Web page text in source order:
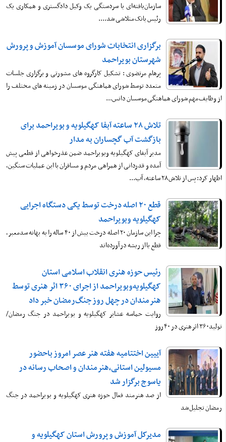
سازمان‌یافته‌ای با سردستگی یک وکیل دادگستری و همکاری یک
رئیس بانک متلاشی شد....
برگزاری انتخابات شورای موسسان آموزش و پرورش
شهرستان بویراحمد
پرهام مرتضوی : تشکیل کارگروه های مشورتی و برگزاری جلسات
متعدد توسط شورای هماهنگی موسسان در زمینه های مختلف را
از وظایف مهم شورای هماهنگی موسسان دانس...
تلاش ۲۸ ساعته آبفا کهگیلویه و بویراحمد برای
بازگشت آب گچساران به مدار
مدیر آبفای کهگیلویه وبویراحمد ضمن عذرخواهی از قطعی پیش
آمده و قدردانی از همراهی مردم و مسافران با این عملیات سنگین،
اظهار کرد: پس از تلاش ۲۸ ساعته، آب...
قطع ۲۰ اصله درخت توسط یکی دستگاه اجرایی
کهگیلویه وبویراحمد
چرا این سازمان ۲۰ اصله درخت بیش از ۴۰ ساله را به بهانه سدمعبر،
قطع یا از ریشه در آورده‌اند
رئیس حوزه هنری انقلاب اسلامی استان
کهگیلویه‌وبویراحمد از اجرای ۳۶۰ اثر هنری توسط
هنرمندان در چهل روز جنگ‌رمضان خبر داد
روایت حماسه عشایر کهگیلویه و بویراحمد در جنگ رمضان/
تولید۳۶۰ اثر هنری در ۴۰ روز
آییین اختتامیه هفته هنر عصر امروز باحضور
مسیولین استانی،هنرمندان و اصحاب رسانه در
یاسوج برگزار شد
از صد هنرمند فعال حوزه هنری کهگیلویه و بویراحمد در جنگ
رمضان تجلیل شد
مدیرکل آموزش و پرورش استان کهگیلویه و